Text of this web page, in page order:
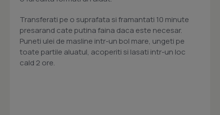
Transferati pe o suprafata si framantati 10 minute
presarand cate putina faina daca este necesar.
Puneti ulei de masline intr-un bol mare, ungeti pe
toate partile aluatul, acoperiti si lasati intr-un loc
cald 2 ore.